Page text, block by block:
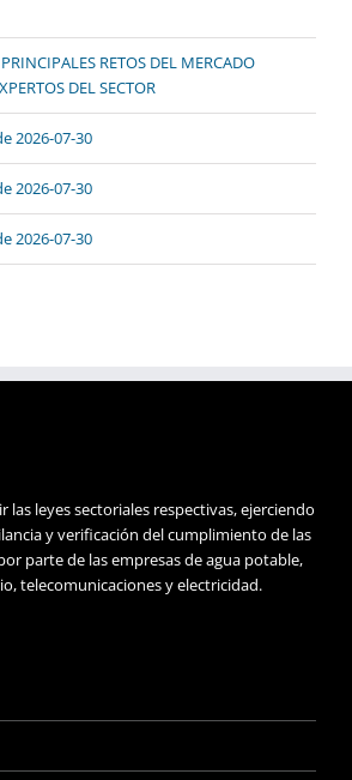
RETOS DEL MERCADO
DEL SECTOR
2026-07-30
2026-07-30
2026-07-30
las leyes sectoriales respectivas, ejerciendo
y verificación del cumplimiento de las
parte de las empresas de agua potable,
telecomunicaciones y electricidad.